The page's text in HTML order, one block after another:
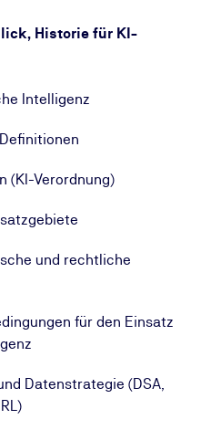
aus der KI-
und diskutieren
wie ISO 42001, ISO
konkreter
gemäß Art. 4 der KI-
DAkkS und steht für
nachhaltig
Spezialistin bzw. zum
gleichzeitig zur KI-
und bauen gezielt
langfristig sicher
stärken Ihre Position
Historie für KI-
Intelligenz
(KI-Verordnung)
und rechtliche
für den Einsatz
Datenstrategie (DSA,